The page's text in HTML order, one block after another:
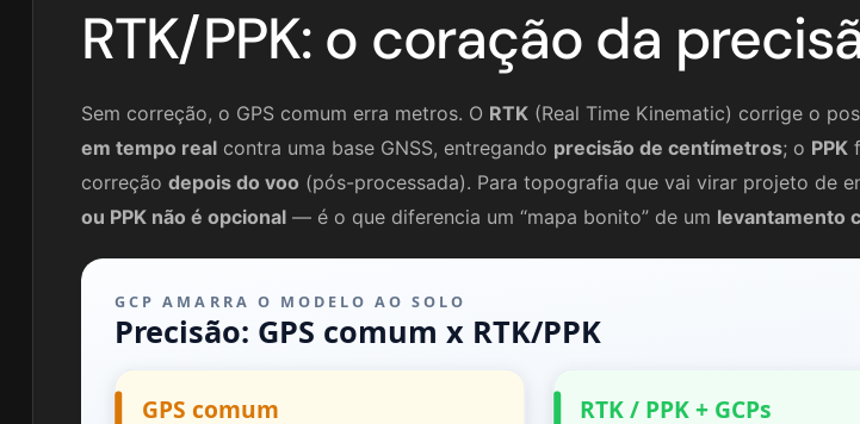
RTK/PPK: o coração da
Sem correção, o GPS comum erra metros. O RTK (Real Time Kinematic) corrige o
em tempo real contra uma base GNSS, entregando precisão de centímetros; o PPK
correção depois do voo (pós-processada). Para topografia que vai virar projeto de
ou PPK não é opcional — é o que diferencia um “mapa bonito” de um levantamento
GCP AMARRA O MODELO AO SOLO
Precisão: GPS comum x RTK/PPK
GPS comum RTK / PPK + GCPs